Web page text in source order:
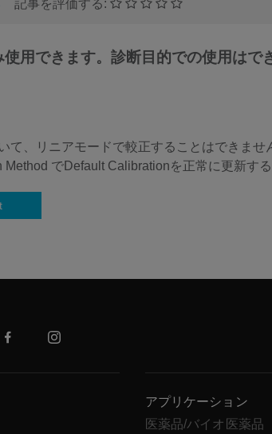
記事を評価する:
用できます。診断目的での使用はで
て、リニアモードで較正することはできま
Method でDefault Calibrationを正常に更新する
フェイスブックインスタグラム
アプリケーション
医薬品/バイオ医薬品